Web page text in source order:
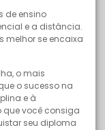
de ensino
e a distância.
melhor se encaixa
o mais
o sucesso na
e à
que você consiga
seu diploma